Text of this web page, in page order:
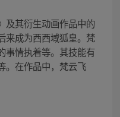
及其衍生动画作品中的
来成为西西域狐皇。梵
事情执着等。其技能有
。在作品中，梵云飞